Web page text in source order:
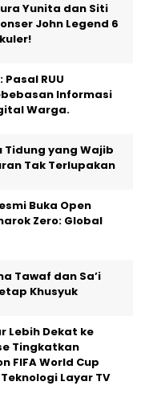
Yunita dan Siti
John Legend 6
RUU
Informasi
Warga.
Tidung yang Wajib
Tak Terlupakan
Buka Open
Zero: Global
Tawaf dan Sa’i
Khusyuk
Lebih Dekat ke
Tingkatkan
FIFA World Cup
Layar TV